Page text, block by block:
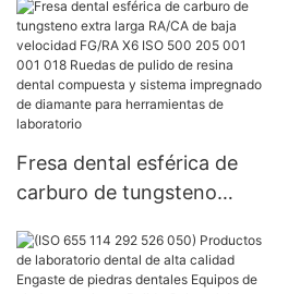
Fresa dental esférica de
carburo de tungsteno
velocidad FG/RA X6 ISO
500 205 001 001 018